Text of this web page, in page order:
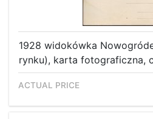
1928 widokówka
rynku), karta fotograficzna,